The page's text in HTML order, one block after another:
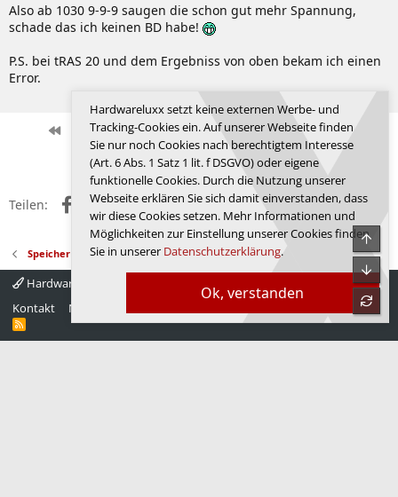
Also ab 1030 9-9-9 saugen die schon gut mehr Spannung,
schade das ich keinen BD habe!
P.S. bei tRAS 20 und dem Ergebniss von oben bekam ich einen
Error.
Erste Vorherige 120 von 165 Nächste Letzte
Anmelden, um zu antworten.
Teilen: FacebookX (Twitter)
RedditWhatsApp
E-MailLink
Speicher
Hardwareluxx 4.0
Kontakt
Nutzungsbedingungen Startseite
R
Ok, verstanden
Hardwareluxx setzt keine externen Werbe- und
Tracking-Cookies ein. Auf unserer Webseite finden
Sie nur noch Cookies nach berechtigtem Interesse
(Art. 6 Abs. 1 Satz 1 lit. f DSGVO) oder eigene
funktionelle Cookies. Durch die Nutzung unserer
Webseite erklären Sie sich damit einverstanden, dass
wir diese Cookies setzen. Mehr Informationen und
Möglichkeiten zur Einstellung unserer Cookies finden
Sie in unserer Datenschutzerklärung.